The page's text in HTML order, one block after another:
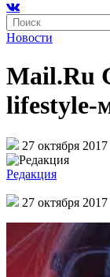
Новости
Mail.Ru
lifestyle-
27 октября 2017
Редакция
27 октября 2017